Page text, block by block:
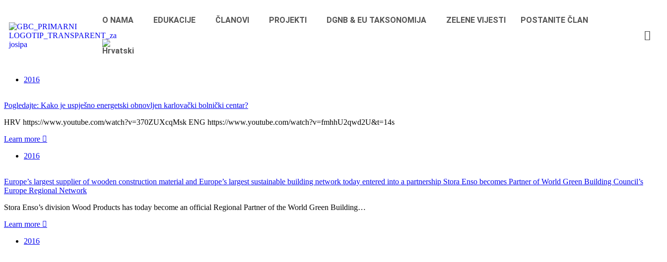
O NAMA EDUKACIJE ČLANOVI PROJEKTI DGNB & EU TAKSONOMIJA ZELENE VIJESTI POSTANITE ČLAN
2016
Pogledajte: Kako je uspješno energetski obnovljen karlovački bolnički centar?
HRV https://www.youtube.com/watch?v=370ZUXcqMsk ENG https://www.youtube.com/watch?v=fmhhU2qwd2U&t=14s
Learn more
2016
Europe’s largest supplier of wooden construction material and Europe’s largest sustainable building network today entered into a partnership Stora Enso becomes Partner of World Green Building Council’s
Europe Regional Network
Stora Enso’s division Wood Products has today become an official Regional Partner of the World Green Building…
Learn more
2016